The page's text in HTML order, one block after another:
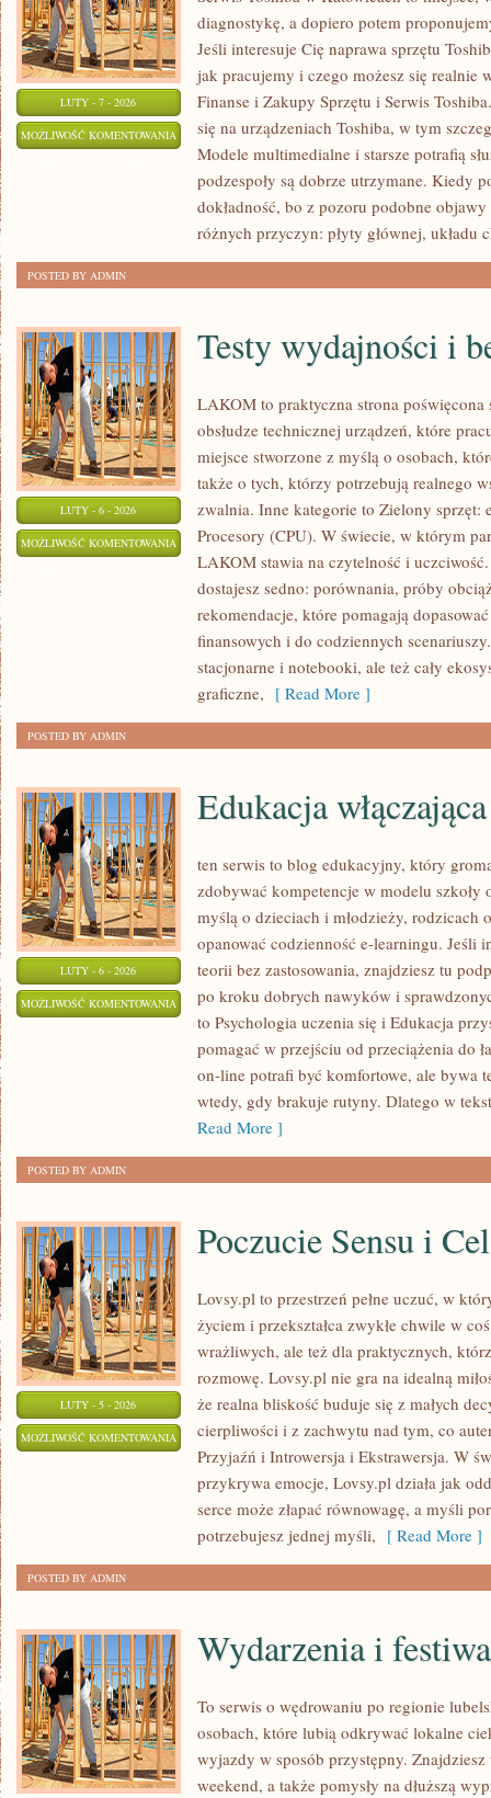
LUTY - 7 - 2026
MOŻLIWOŚĆ KOMENTOWANIA
CHMURZE
STREAMING
diagnostykę, a dopiero potem
Jeśli interesuje Cię naprawa sprzętu
jak pracujemy i czego możesz się realnie
Finanse i Zakupy Sprzętu i Serwis
się na urządzeniach Toshiba, w tym
Modele multimedialne i starsze potrafią
podzespoły są dobrze utrzymane. Kiedy
dokładność, bo z pozoru podobne
różnych przyczyn: płyty głównej, układu
POSTED BY ADMIN
LUTY - 6 - 2026
MOŻLIWOŚĆ KOMENTOWANIA TESTY
WYDAJNOŚCI
BENCHMARKI
Testy wydajności i
LAKOM to praktyczna strona
obsłudze technicznej urządzeń, które
miejsce stworzone z myślą o osobach,
także o tych, którzy potrzebują realnego
zwalnia. Inne kategorie to Zielony sprzęt:
Procesory (CPU). W świecie, w którym
LAKOM stawia na czytelność i
dostajesz sedno: porównania, próby
rekomendacje, które pomagają
finansowych i do codziennych
stacjonarne i notebooki, ale też cały
graficzne, [ Read More ]
POSTED BY ADMIN
LUTY - 6 - 2026
MOŻLIWOŚĆ KOMENTOWANIA EDUKACJA
WŁĄCZAJĄCA
Edukacja
ten serwis to blog edukacyjny, który
zdobywać kompetencje w modelu szkoły
myślą o dzieciach i młodzieży, rodzicach
opanować codzienność e-learningu. Jeśli
teorii bez zastosowania, znajdziesz tu
po kroku dobrych nawyków i
to Psychologia uczenia się i Edukacja
pomagać w przejściu od przeciążenia do
on-line potrafi być komfortowe, ale bywa
wtedy, gdy brakuje rutyny. Dlatego w
Read More ]
POSTED BY ADMIN
LUTY - 5 - 2026
MOŻLIWOŚĆ KOMENTOWANIA POCZUCIE
SENSU
ŻYCIA
Poczucie Sensu i
Lovsy.pl to przestrzeń pełne uczuć, w
życiem i przekształca zwykłe chwile w
wrażliwych, ale też dla praktycznych,
rozmowę. Lovsy.pl nie gra na idealną
że realna bliskość buduje się z małych
cierpliwości i z zachwytu nad tym, co
Przyjaźń i Introwersja i Ekstrawersja. W
przykrywa emocje, Lovsy.pl działa jak
serce może złapać równowagę, a myśli
potrzebujesz jednej myśli, [ Read More ]
POSTED BY ADMIN
Wydarzenia i
To serwis o wędrowaniu po regionie
osobach, które lubią odkrywać lokalne
wyjazdy w sposób przystępny.
weekend, a także pomysły na dłuższą